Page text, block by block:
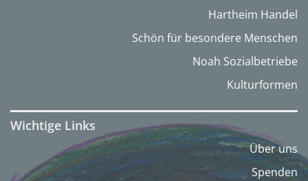
Hartheim Handel
Schön für besondere Menschen
Noah Sozialbetriebe
Kulturformen
Wichtige Links
Über uns
Spenden